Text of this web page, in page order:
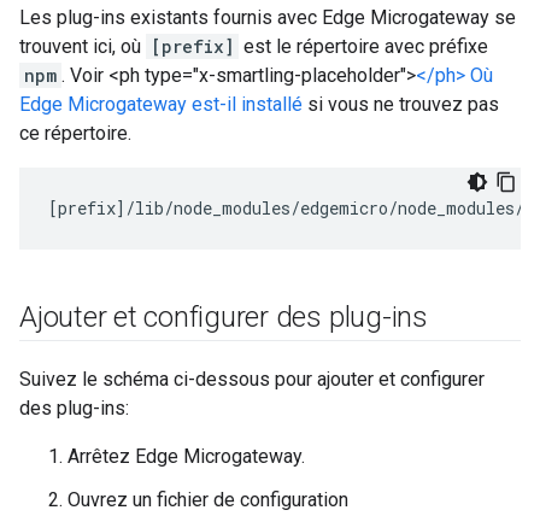
Les plug-ins existants fournis avec Edge Microgateway se
trouvent ici, où [prefix] est le répertoire avec préfixe
npm . Voir <ph type="x-smartling-placeholder"></ph> Où
Edge Microgateway est-il installé si vous ne trouvez pas
ce répertoire.
[prefix]/lib/node_modules/edgemicro/node_modules/
Ajouter et configurer des plug-ins
Suivez le schéma ci-dessous pour ajouter et configurer
des plug-ins:
Arrêtez Edge Microgateway.
Ouvrez un fichier de configuration